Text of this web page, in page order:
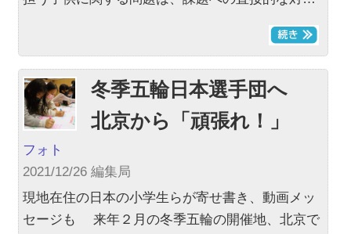
冬季五輪日本選手団へ
北京から「頑張れ！」
フォト
2021/12/26 編集局
現地在住の日本の小学生らが寄せ書き、動画メッ
セージも 来年２月の冬季五輪の開催地、北京で